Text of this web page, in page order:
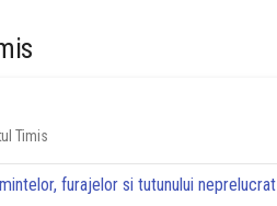
Timis
furajelor si tutunului neprelucrat